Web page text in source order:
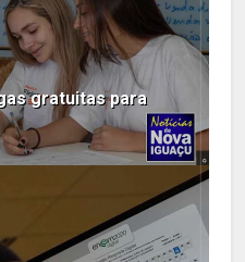
gratuitas para